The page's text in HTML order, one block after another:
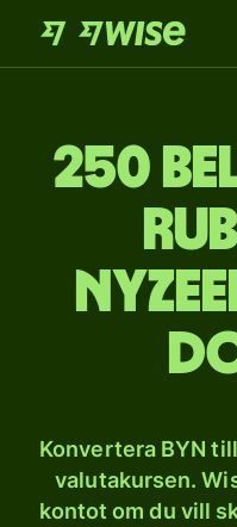
250
Konvertera BYN
valutakursen.
kontot om du vill